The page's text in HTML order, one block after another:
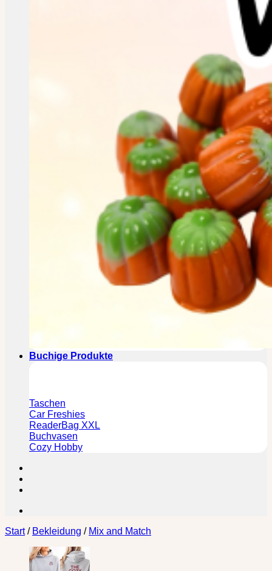
Buchige Produkte
Taschen
Car Freshies
ReaderBag XXL
Buchvasen
Cozy Hobby
Start / Bekleidung / Mix and Match